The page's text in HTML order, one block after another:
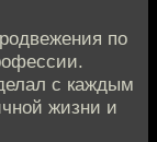
по
с каждым
жизни и